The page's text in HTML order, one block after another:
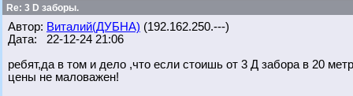
Re: 3 D заборы.
Автор: Виталий(ДУБНА) (192.162.250.---)
Дата: 22-12-24 21:06
ребят,да в том и дело ,что если стоишь от 3 Д забора в 20
цены не маловажен!